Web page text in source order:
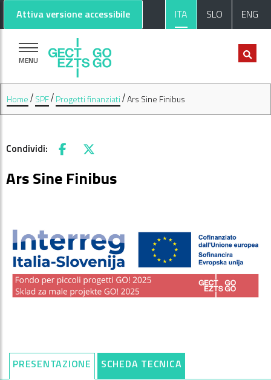
Attiva versione accessibile ITA SLO ENG
MENU
Home SPF Progetti finanziati Ars Sine Finibus
Condividi: Facebook
X
Ars Sine Finibus
PRESENTAZIONE SCHEDA TECNICA